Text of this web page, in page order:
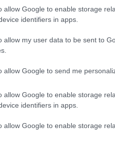
allow Google to enable storage
identifiers in apps.
allow my user data to be sent to
allow Google to send me
allow Google to enable storage
identifiers in apps.
allow Google to enable storage
oreo, málnás-túrós....